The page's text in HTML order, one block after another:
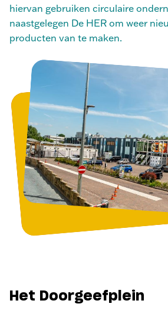
hiervan gebruiken circulaire
naastgelegen De HER om weer
producten van te maken.
Het Doorgeefplein